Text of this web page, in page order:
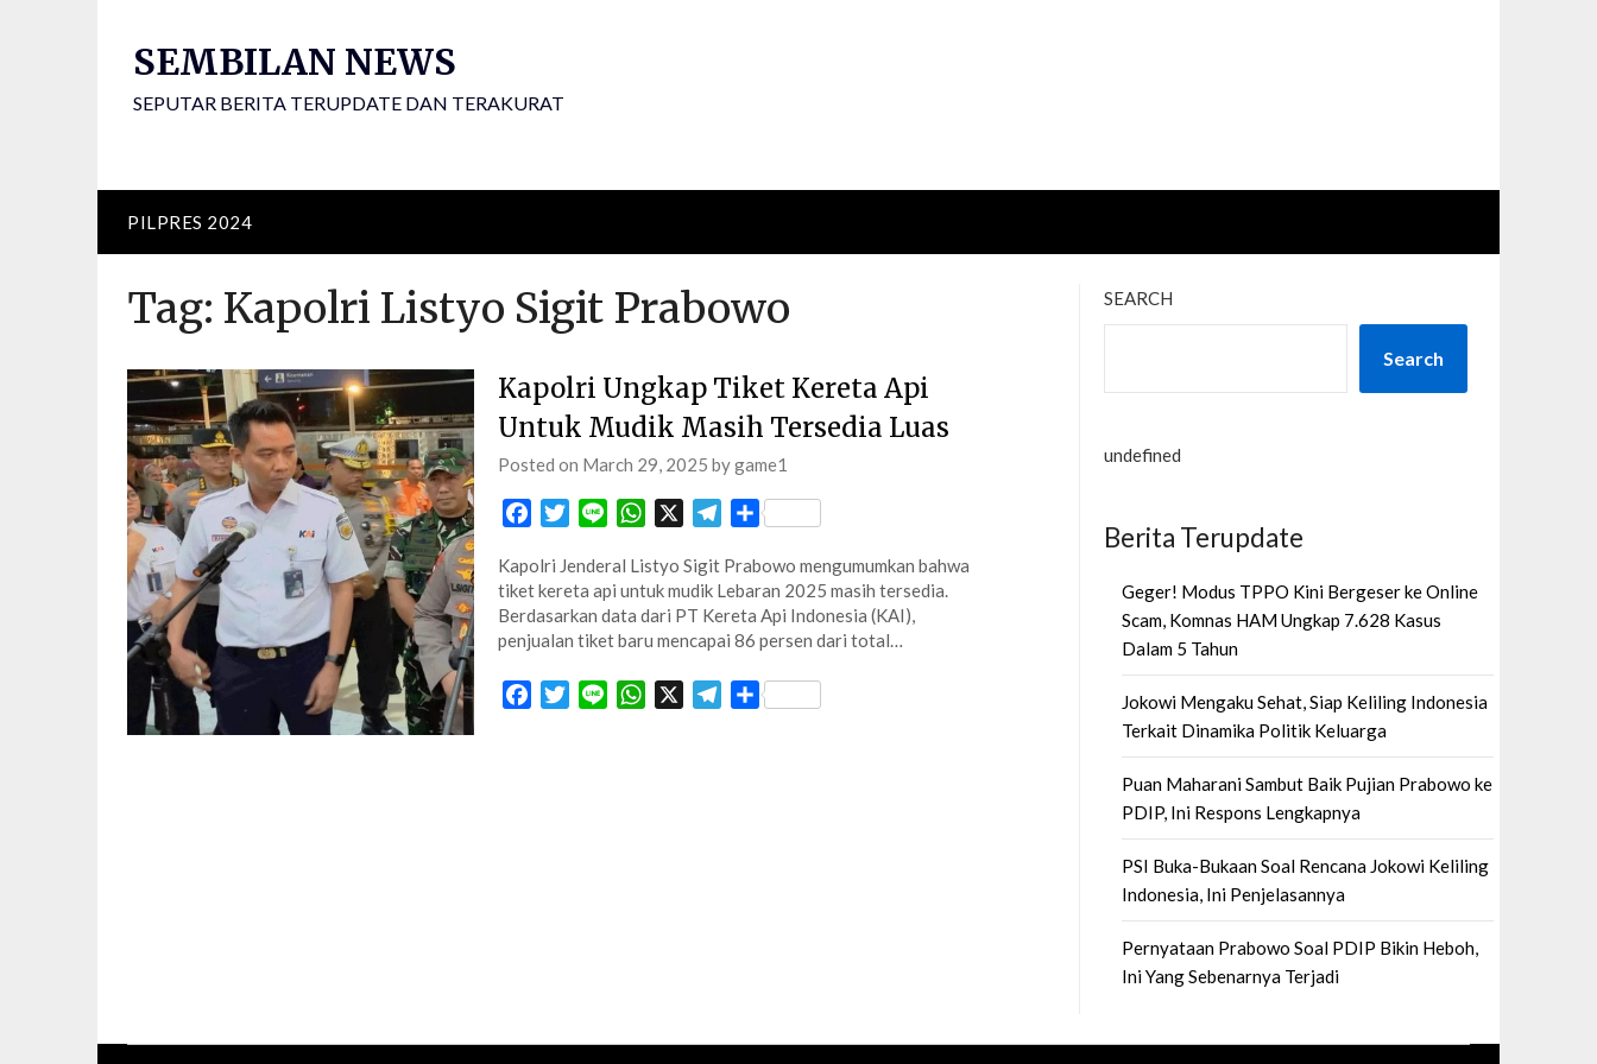
SEMBILAN NEWS
SEPUTAR BERITA TERUPDATE DAN TERAKURAT
PILPRES 2024
Tag: Kapolri Listyo Sigit Prabowo
Kapolri Ungkap Tiket Kereta Api
Untuk Mudik Masih Tersedia Luas
Posted on March 29, 2025 bygame1
FacebookTwitterLine WhatsApp Telegram
Share
Kapolri Jenderal Listyo Sigit Prabowo mengumumkan bahwa
tiket kereta api untuk mudik Lebaran 2025 masih tersedia.
Berdasarkan data dari PT Kereta Api Indonesia (KAI),
penjualan tiket baru mencapai 86 persen dari total…
FacebookTwitterLine WhatsApp Telegram
Share
SEARCH
Search
undefined
Berita Terupdate
Geger! Modus TPPO Kini Bergeser ke Online
Scam, Komnas HAM Ungkap 7.628 Kasus
Dalam 5 Tahun
Jokowi Mengaku Sehat, Siap Keliling Indonesia
Terkait Dinamika Politik Keluarga
Puan Maharani Sambut Baik Pujian Prabowo ke
PDIP, Ini Respons Lengkapnya
PSI Buka-Bukaan Soal Rencana Jokowi Keliling
Indonesia, Ini Penjelasannya
Pernyataan Prabowo Soal PDIP Bikin Heboh,
Ini Yang Sebenarnya Terjadi